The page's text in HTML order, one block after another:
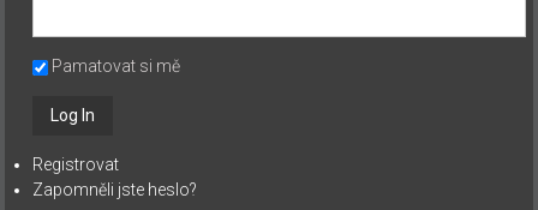
Pamatovat si mě
Registrovat
Zapomněli jste heslo?